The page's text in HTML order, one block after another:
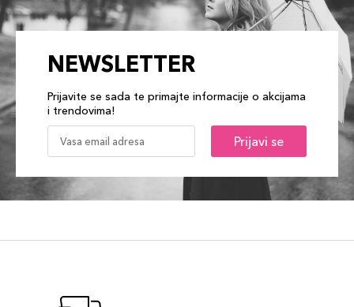
NEWSLETTER
Prijavite se sada te primajte informacije o akcijama
i trendovima!
Prijavi se